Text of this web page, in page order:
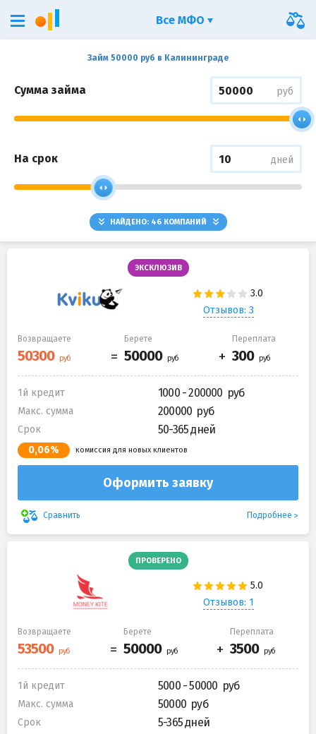
Займ 50000 руб в Калининграде
Сумма займа руб
На срок дней
НАЙДЕНО: 46КОМПАНИЙ
ЭКСКЛЮЗИВ
Отзывов: 3
Возвращаете Берете Переплата
1й кредит 1000 - 200000
Макс. сумма 200000
Срок 50-365 дней
0,06% комиссия для новых клиентов
Оформить заявку
Сравнить Подробнее
ПРОВЕРЕНО
Отзывов: 1
Возвращаете Берете Переплата
1й кредит 5000 - 50000
Макс. сумма 50000
Срок 5-365 дней
Все МФО